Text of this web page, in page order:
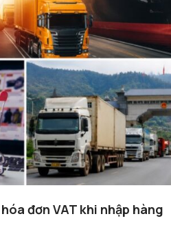
đơn VAT khi nhập hàng